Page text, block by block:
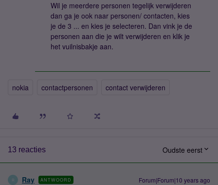
Wil je meerdere personen tegelijk verwijderen
dan ga je ook naar personen/ contacten, kies
je de 3 ... en kies je selecteren. Dan vink je de
personen aan die je wilt verwijderen en klik je
het vuilnisbakje aan.
nokia contactpersonen contact verwijderen
13 reacties Oudste eerst
R Ray ANTWOORD Forum|Forum|10 years ago